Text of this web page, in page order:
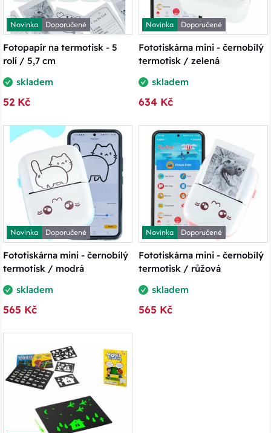
Novinka
Doporučené
Fotopapír na termotisk - 5
rolí / 5,7 cm
skladem
52 Kč
Novinka
Doporučené
Fototiskárna mini - černobílý
termotisk / zelená
skladem
634 Kč
Novinka
Doporučené
Fototiskárna mini - černobílý
termotisk / modrá
skladem
565 Kč
Novinka
Doporučené
Fototiskárna mini - černobílý
termotisk / růžová
skladem
565 Kč